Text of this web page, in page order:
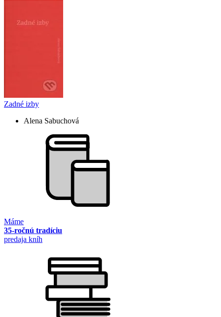
Zadné izby
Alena Sabuchová
Máme
35-ročnú tradíciu
predaja kníh